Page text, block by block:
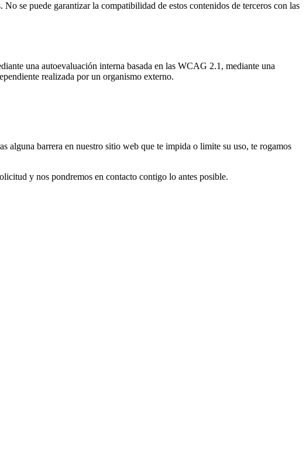
se puede garantizar la compatibilidad de estos contenidos de terceros con las
una autoevaluación interna basada en las WCAG 2.1, mediante una
realizada por un organismo externo.
alguna barrera en nuestro sitio web que te impida o limite su uso, te rogamos
y nos pondremos en contacto contigo lo antes posible.